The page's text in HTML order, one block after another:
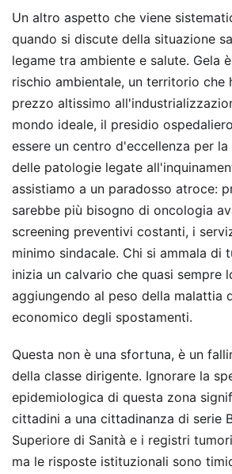
Un altro aspetto che viene
quando si discute della situazione
legame tra ambiente e salute. Gela
rischio ambientale, un territorio che
prezzo altissimo
mondo ideale, il presidio
essere un centro d'eccellenza per
delle patologie legate
assistiamo a un paradosso atroce:
sarebbe più bisogno di oncologia
screening preventivi costanti, i
minimo sindacale. Chi si ammala di
inizia un calvario che quasi sempre
aggiungendo al peso della malattia
economico degli spostamenti.
Questa non è una sfortuna, è un
della classe dirigente. Ignorare la
epidemiologica di questa zona
cittadini a una cittadinanza di serie
Superiore di Sanità e i registri
ma le risposte istituzionali sono